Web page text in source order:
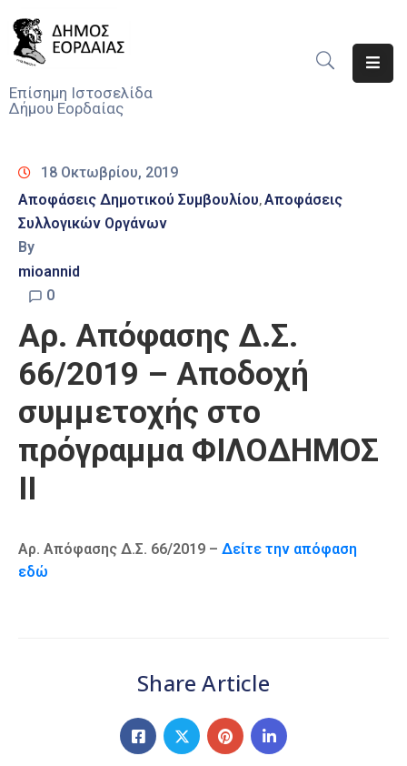
Επίσημη Ιστοσελίδα
Δήμου Εορδαίας
Νέα
Υπηρεσίες
Του
Δήμου
Αποφάσεις
Τηλέφωνα
Καιρός
18 Οκτωβρίου, 2019
Αποφάσεις Δημοτικού Συμβουλίου‚Αποφάσεις
Συλλογικών Οργάνων
By
mioannid
0
Αρ. Απόφασης Δ.Σ.
66/2019 – Αποδοχή
συμμετοχής στο
πρόγραμμα ΦΙΛΟΔΗΜΟΣ
ΙΙ
Αρ. Απόφασης Δ.Σ. 66/2019 – Δείτε την απόφαση
εδώ
Share Article